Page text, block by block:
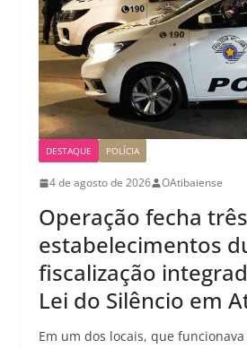
DESTAQUE POLÍCIA
4 de agosto de 2026 OAtibaiense
Operação fecha três
estabelecimentos
fiscalização
Lei do Silêncio em
Em um dos locais, que funcionava